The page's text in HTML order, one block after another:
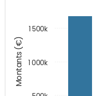
Montants (€) 1 000k
1 500k